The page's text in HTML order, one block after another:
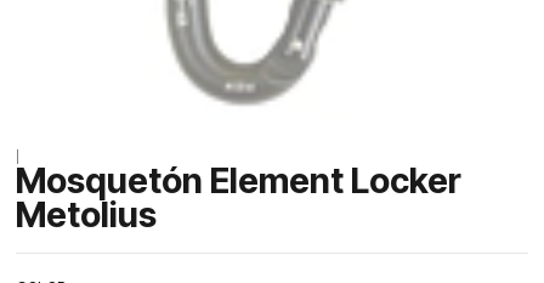
Mosquetón Element Locker
Metolius